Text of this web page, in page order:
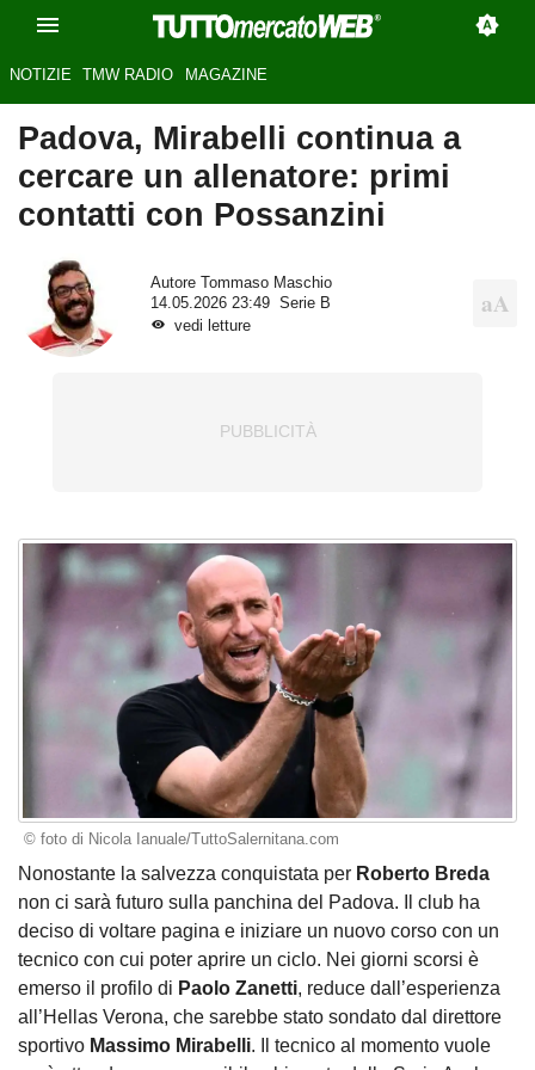
NOTIZIE TMW RADIO MAGAZINE
Padova, Mirabelli continua a
cercare un allenatore: primi
contatti con Possanzini
Autore
Tommaso Maschio
14.05.2026 23:49
Serie B
vedi letture
© foto di Nicola Ianuale/TuttoSalernitana.com
Nonostante la salvezza conquistata per Roberto Breda
non ci sarà futuro sulla panchina del Padova. Il club ha
deciso di voltare pagina e iniziare un nuovo corso con un
tecnico con cui poter aprire un ciclo. Nei giorni scorsi è
emerso il profilo di Paolo Zanetti, reduce dall’esperienza
all’Hellas Verona, che sarebbe stato sondato dal direttore
sportivo Massimo Mirabelli. Il tecnico al momento vuole